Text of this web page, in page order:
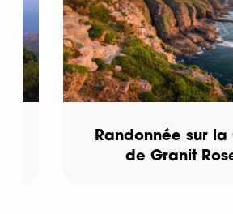
Randonnée sur la
de Granit